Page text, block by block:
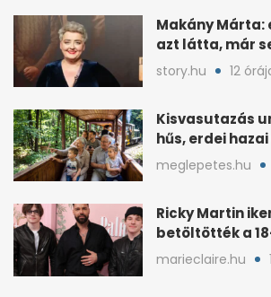
Makány Márta:
azt látta, már
hívják
story.hu 12
Kisvasutazás
hűs, erdei
kánikulára
meglepetes.hu
Ricky Martin
betöltötték a
megható
marieclaire.hu